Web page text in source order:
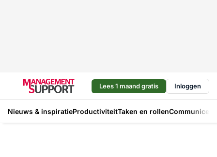
Lees 1 maand gratis Inloggen
Nieuws & inspiratieProductiviteitTaken en rollen